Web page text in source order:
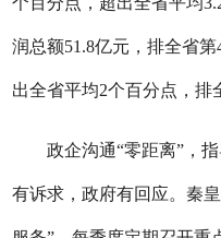
润总额51.8亿元，排全省
出全省平均2个百分点，排
政企沟通“零距离”，指
有诉求，政府有回应。秦